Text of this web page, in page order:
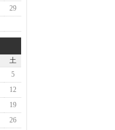
29
土
5
12
19
26